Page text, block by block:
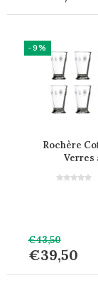
-9%
Rochère
Verres
30 cl Fleur
€43,50
€39,50